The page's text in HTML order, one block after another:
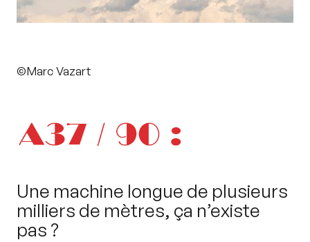
©Marc Vazart
Une machine longue de plusieurs
milliers de mètres, ça n’existe
pas ?